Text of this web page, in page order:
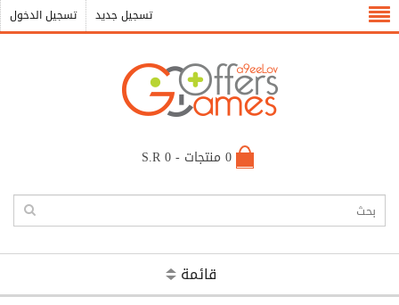
تسجيل الدخول تسجيل جديد
0 منتجات - S.R 0
قائمة